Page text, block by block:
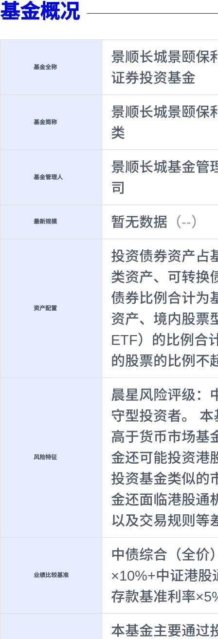
基金概况
基金全称
景顺长城景颐保
证券投资基金
基金简称
景顺长城景颐保
类
基金管理人
景顺长城基金管
司
最新规模 暂无数据 （--）
资产配置
投资债券资产占
类资产、可转换
债券比例合计为
资产、境内股票
ETF）的比例合
的股票的比例不
风险特征
晨星风险评级：
守型投资者。
高于货币市场基
金还可能投资港
投资基金类似的
金还面临港股通
以及交易规则等
业绩比较基准
中债综合（全价
×10%+中证港股
存款基准利率
本基金主要通过